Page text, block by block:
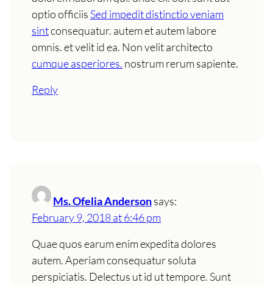
optio officiis Sed impedit distinctio veniam
sintconsequatur. autem et autem labore
omnis. et velit id ea. Non velit architecto
cumque asperiores. nostrum rerum sapiente.
Reply
Ms. Ofelia Andersonsays:
February 9, 2018 at 6:46 pm
Quae quos earum enim expedita dolores
autem. Aperiam consequatur soluta
perspiciatis. Delectus ut id ut tempore. Sunt